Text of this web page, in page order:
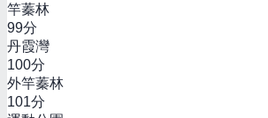
竿蓁林
99分
丹霞灣
100分
外竿蓁林
101分